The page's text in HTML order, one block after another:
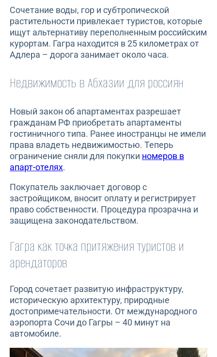
Сочетание воды, гор и субтропической
растительности привлекает туристов, которые
ищут альтернативу переполненным российским
курортам. Гагра находится в 25 километрах от
Адлера – дорога занимает около часа.
Недвижимость в Абхазии для россиян
Новый закон об апартаментах разрешает
гражданам РФ приобретать апартаменты
гостиничного типа. Ранее иностранцы не имели
права владеть недвижимостью. Теперь
ограничение сняли для покупки номеров в
апарт-отелях.
Покупатель заключает договор с
застройщиком, вносит оплату и регистрирует
право собственности. Процедура прозрачна и
защищена законодательством.
Гагра как точка притяжения туристов и
арендаторов
Город сочетает развитую инфраструктуру,
историческую архитектуру, природные
достопримечательности. От международного
аэропорта Сочи до Гагры – 40 минут на
автомобиле.